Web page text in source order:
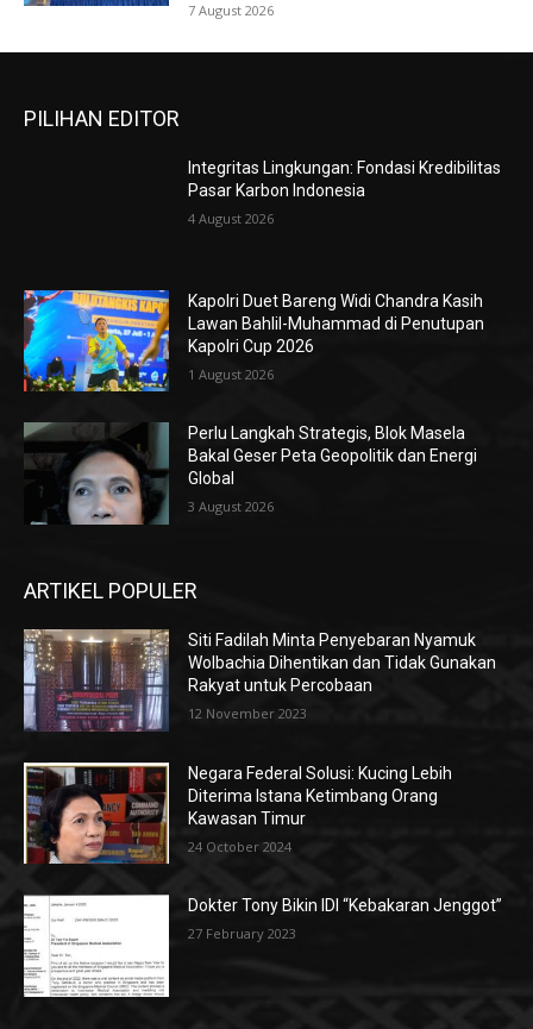
7 August 2026
PILIHAN EDITOR
Integritas Lingkungan: Fondasi Kredibilitas
Pasar Karbon Indonesia
4 August 2026
Kapolri Duet Bareng Widi Chandra Kasih
Lawan Bahlil-Muhammad di Penutupan
Kapolri Cup 2026
1 August 2026
Perlu Langkah Strategis, ​Blok Masela
Bakal Geser Peta Geopolitik dan Energi
Global
3 August 2026
ARTIKEL POPULER
Siti Fadilah Minta Penyebaran Nyamuk
Wolbachia Dihentikan dan Tidak Gunakan
Rakyat untuk Percobaan
12 November 2023
Negara Federal Solusi: Kucing Lebih
Diterima Istana Ketimbang Orang
Kawasan Timur
24 October 2024
Dokter Tony Bikin IDI “Kebakaran Jenggot”
27 February 2023